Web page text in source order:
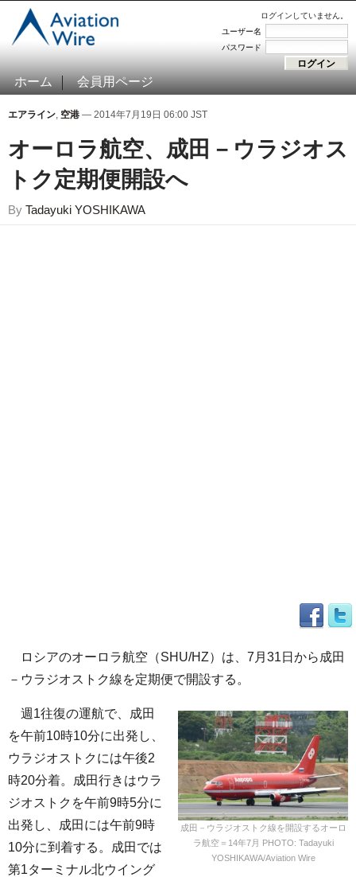
ログインしていません。
ユーザー名
パスワード
ホーム 会員用ページ
エアライン, 空港 — 2014年7月19日 06:00 JST
オーロラ航空、成田－ウラジオス
トク定期便開設へ
By Tadayuki YOSHIKAWA
ロシアのオーロラ航空（SHU/HZ）は、7月31日から成田
－ウラジオストク線を定期便で開設する。
成田－ウラジオストク線を開設するオーロ
ラ航空＝14年7月 PHOTO: Tadayuki
YOSHIKAWA/Aviation Wire
週1往復の運航で、成田
を午前10時10分に出発し、
ウラジオストクには午後2
時20分着。成田行きはウラ
ジオストクを午前9時5分に
出発し、成田には午前9時
10分に到着する。成田では
第1ターミナル北ウイング